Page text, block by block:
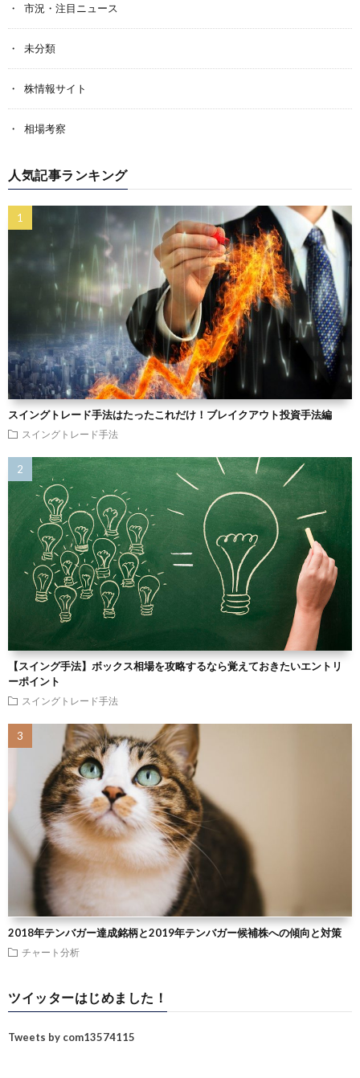
市況・注目ニュース
未分類
株情報サイト
相場考察
人気記事ランキング
スイングトレード手法はたったこれだけ！ブレイクアウト投資手法編
スイングトレード手法
【スイング手法】ボックス相場を攻略するなら覚えておきたいエントリ
ーポイント
スイングトレード手法
2018年テンバガー達成銘柄と2019年テンバガー候補株への傾向と対策
チャート分析
ツイッターはじめました！
Tweets by com13574115